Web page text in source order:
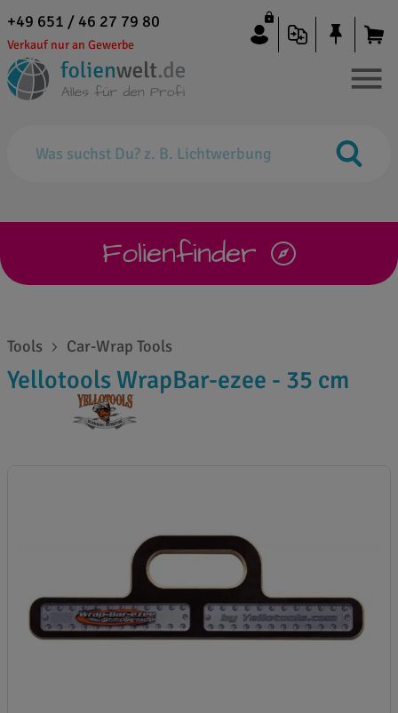
+49 651 / 46 27 79 80
Verkauf nur an Gewerbe
Folienfinder
Tools Car-Wrap Tools
Yellotools WrapBar-ezee - 35 cm